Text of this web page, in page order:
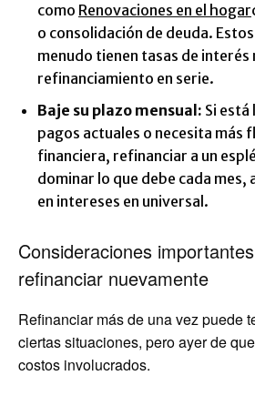
como Renovaciones en el hogar
o consolidación de deuda.
menudo tienen tasas de interés
refinanciamiento en serie.
Baje su plazo mensual: Si está
pagos actuales o necesita más
financiera, refinanciar a un
dominar lo que debe cada mes,
en intereses en universal.
Consideraciones
refinanciar nuevamente
Refinanciar más de una vez puede
ciertas situaciones, pero ayer de
costos involucrados.